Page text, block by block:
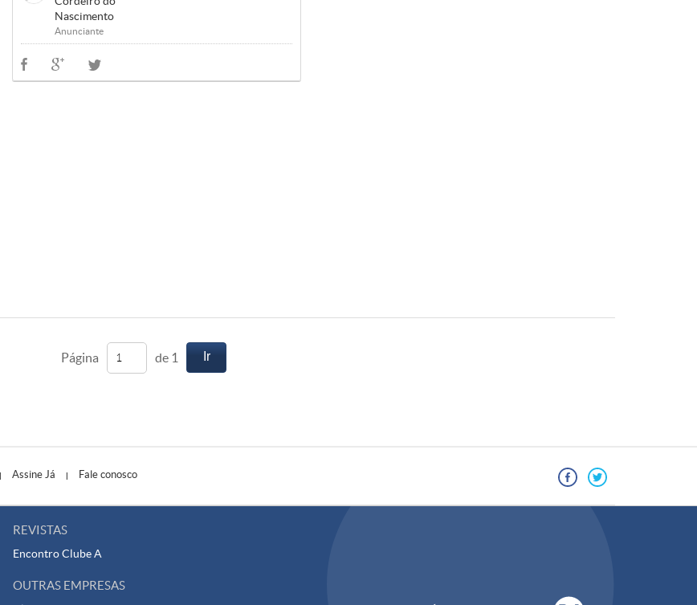
Nascimento
Anunciante
Página de 1 Ir
| Assine Já | Fale conosco
REVISTAS
EncontroClube A
OUTRAS EMPRESAS